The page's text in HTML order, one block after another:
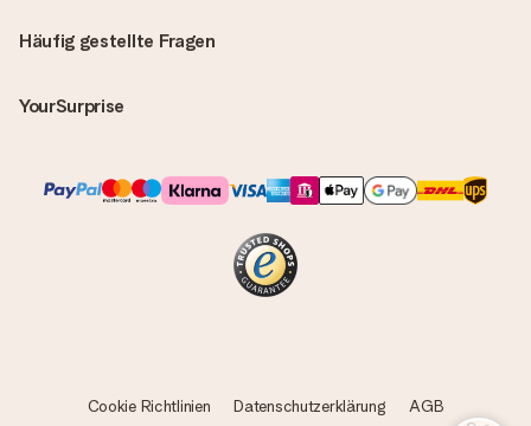
Häufig gestellte Fragen
YourSurprise
Cookie Richtlinien Datenschutzerklärung AGB